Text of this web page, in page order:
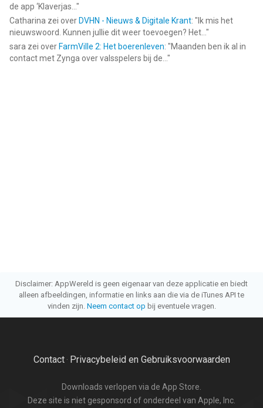
de app ‘Klaverjas... "
Catharina zei over DVHN - Nieuws & Digitale Krant: " Ik mis het
nieuwswoord. Kunnen jullie dit weer toevoegen? Het... "
sara zei over FarmVille 2: Het boerenleven: "Maanden ben ik al in
contact met Zynga over valsspelers bij de... "
Disclaimer: AppWereld is geen eigenaar van deze applicatie en biedt
alleen afbeeldingen, informatie en links aan die via de iTunes API te
vinden zijn. Neem contact op bij eventuele vragen.
Contact· Privacybeleid en Gebruiksvoorwaarden
Downloads verlopen via de App Store.
Deze site is niet gesponsord of onderdeel van Apple, Inc.